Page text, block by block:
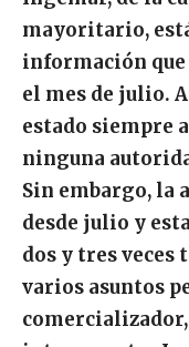
mayoritario,
información que
el mes de julio.
estado siempre
ninguna
Sin embargo, la
desde julio y
dos y tres veces
varios asuntos
comercializador,